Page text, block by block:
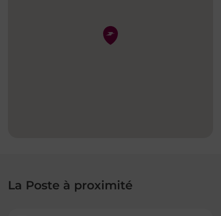
Pin de la carte
La Poste à proximité